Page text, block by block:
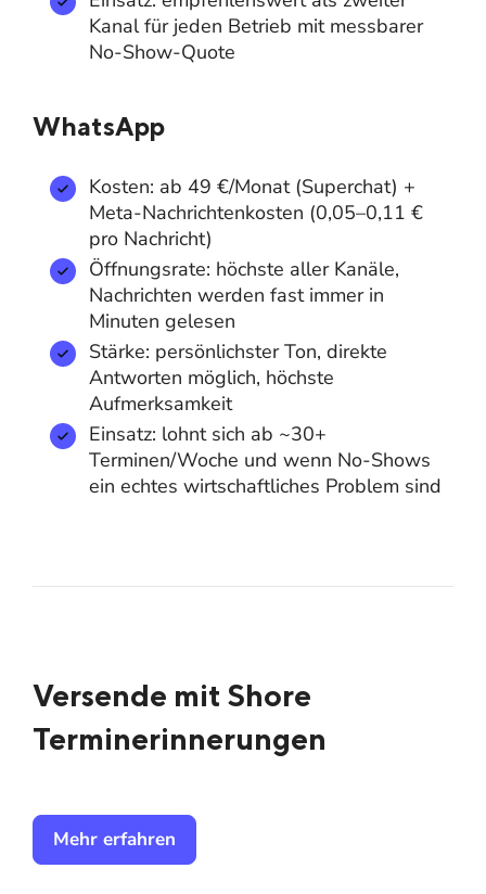
Kanal für jeden Betrieb mit messbarer
No-Show-Quote
WhatsApp
Kosten: ab 49 €/Monat (Superchat) +
Meta-Nachrichtenkosten (0,05–0,11 €
pro Nachricht)
Öffnungsrate: höchste aller Kanäle,
Nachrichten werden fast immer in
Minuten gelesen
Stärke: persönlichster Ton, direkte
Antworten möglich, höchste
Aufmerksamkeit
Einsatz: lohnt sich ab ~30+
Terminen/Woche und wenn No-Shows
ein echtes wirtschaftliches Problem sind
Versende mit Shore
Terminerinnerungen
Mehr erfahren